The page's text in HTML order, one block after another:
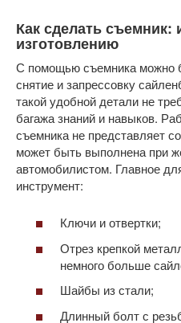
Как сделать съемник:
изготовлению
С помощью съемника можно
снятие и запрессовку
такой удобной детали не
багажа знаний и навыков.
съемника не представляет
может быть выполнена при
автомобилистом. Главное
инструмент:
Ключи и отвертки;
Отрез крепкой
немного больше
Шайбы из стали;
Длинный болт с